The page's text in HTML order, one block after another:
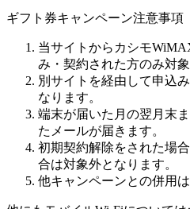
ギフト券キャンペーン注意事項
当サイトからカシモ
み・契約された方のみ対象
別サイトを経由して申込
なります。
端末が届いた月の翌月末
たメールが届きます。
初期契約解除をされた場
合は対象外となります。
他キャンペーンとの併用は